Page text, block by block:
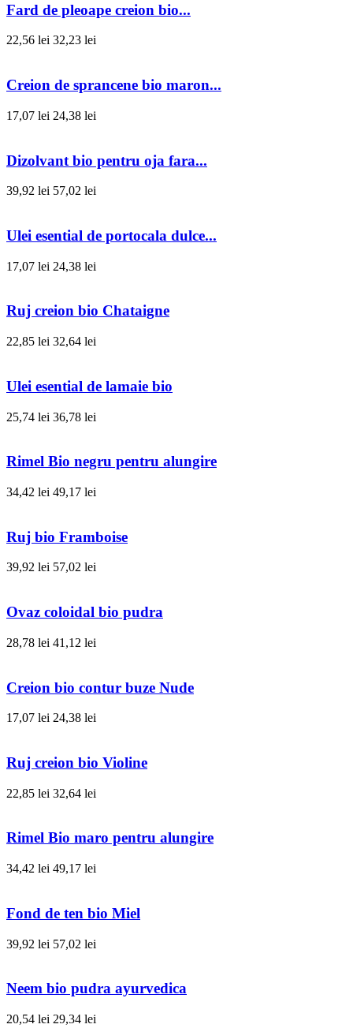
Fard de pleoape creion bio...
22,56 lei 32,23 lei
Creion de sprancene bio maron...
17,07 lei 24,38 lei
Dizolvant bio pentru oja fara...
39,92 lei 57,02 lei
Ulei esential de portocala dulce...
17,07 lei 24,38 lei
Ruj creion bio Chataigne
22,85 lei 32,64 lei
Ulei esential de lamaie bio
25,74 lei 36,78 lei
Rimel Bio negru pentru alungire
34,42 lei 49,17 lei
Ruj bio Framboise
39,92 lei 57,02 lei
Ovaz coloidal bio pudra
28,78 lei 41,12 lei
Creion bio contur buze Nude
17,07 lei 24,38 lei
Ruj creion bio Violine
22,85 lei 32,64 lei
Rimel Bio maro pentru alungire
34,42 lei 49,17 lei
Fond de ten bio Miel
39,92 lei 57,02 lei
Neem bio pudra ayurvedica
20,54 lei 29,34 lei